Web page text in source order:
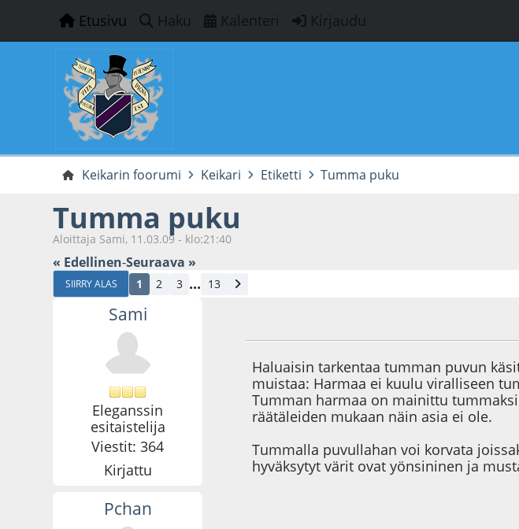
Etusivu Haku Kalenteri Kirjaudu
Keikarin foorumi Keikari Etiketti Tumma puku
Tumma puku
Aloittaja Sami, 11.03.09 - klo:21:40
« Edellinen-Seuraava »
SIIRRY ALAS 1 2 3 ... 13
Sami
Eleganssin
esitaistelija
Viestit: 364
Kirjattu
Haluaisin tarkentaa tumman puvun
muistaa: Harmaa ei kuulu viralliseen
Tumman harmaa on mainittu
räätäleiden mukaan näin asia ei ole.
Tummalla puvullahan voi korvata
hyväksytyt värit ovat yönsininen ja
Pchan